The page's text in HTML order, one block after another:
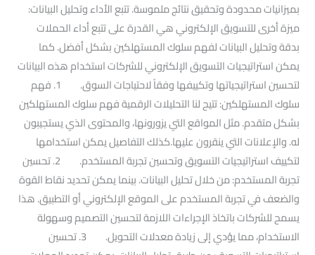
بميزانيات محدودة وتحقيق نتائج ملموسة. تتبع الأداء وتحليل البيانات:
ميزة أخرى للتسويق الإلكتروني هي القدرة على تتبع أداء الحملات
بدقة وتحليل البيانات لفهم سلوك المستهلكين بشكل أفضل. كما
يمكن استراتيجيات التسويق الإلكتروني للشركات استخدام هذه البيانات
لتحسين استراتيجياتها وتكييفها وفقاً لاحتياجات السوق. 1. فهم
سلوك المستهلكين: تتيح لنا التحليلات الرقمية فهم سلوك المستهلكين
بشكل متقدم. مثل المواقع التي يزورونها، والمحتوى الذي يستجيبون
له. والإعلانات التي ينقرون عليها.كذلك التفاصيل يمكن استخدامها
لتكييف استراتيجيات التسويق وتحسين تجربة المستخدم. 2. تحسين
تجربة المستخدم: من خلال تحليل البيانات. بينما يمكن تحديد نقاط القوة
والضعف في تجربة المستخدم على الموقع الإلكتروني أو التطبيق. هذا
يسمح للشركات باتخاذ الإجراءات اللازمة لتحسين التصميم وسهولة
الاستخدام، مما يؤدي إلى زيادة معدلات التحويل. 3. تحسين